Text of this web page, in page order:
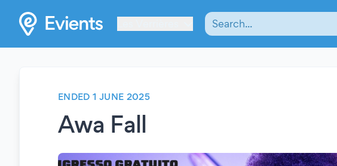
ENDED 1 JUNE 2025
Awa Fall